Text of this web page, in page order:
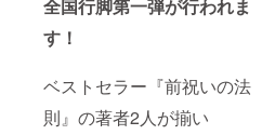
全国行脚第一弾が行われま
す！
ベストセラー『前祝いの法
則』の著者2人が揃い